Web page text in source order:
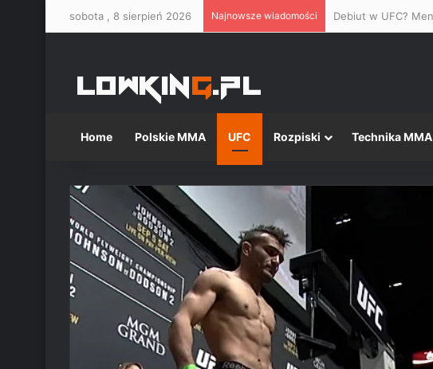
sobota , 8 sierpień 2026 Najnowsze wiadomości
Home Polskie MMA UFC Rozpiski Technika MMA